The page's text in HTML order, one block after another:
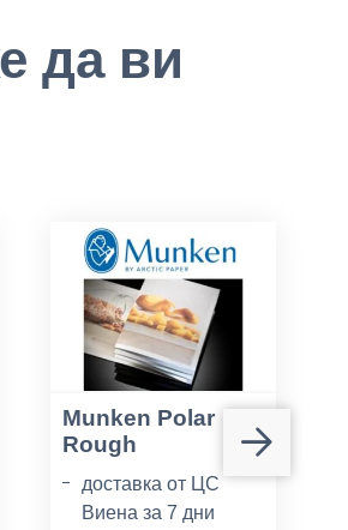
да ви
Munken Polar
Rough
доставка от ЦС
Виена за 7 дни